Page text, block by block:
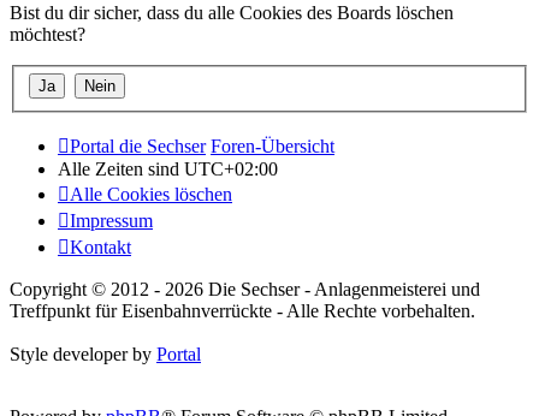
Bist du dir sicher, dass du alle Cookies des Boards löschen
möchtest?
Portal die Sechser Foren-Übersicht
Alle Zeiten sind UTC+02:00
Alle Cookies löschen
Impressum
Kontakt
Copyright © 2012 - 2026 Die Sechser - Anlagenmeisterei und
Treffpunkt für Eisenbahnverrückte - Alle Rechte vorbehalten.
Style developer by Portal